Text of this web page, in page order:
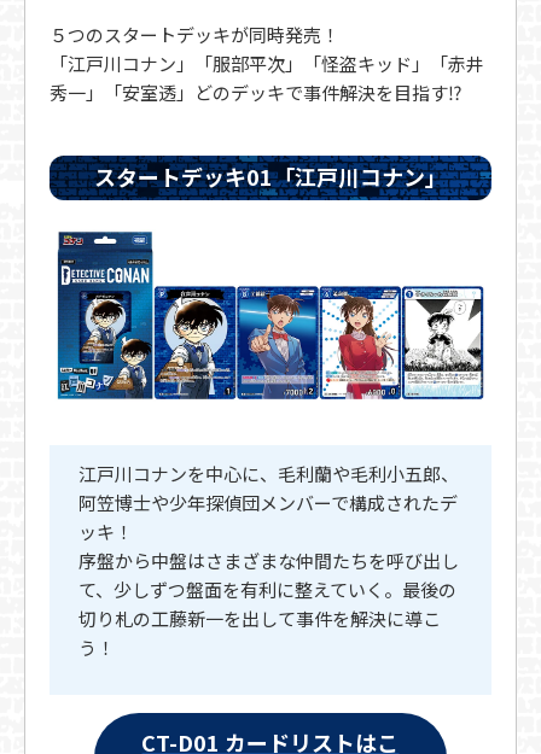
５つのスタートデッキが同時発売！
「江戸川コナン」「服部平次」「怪盗キッド」「赤井
秀一」「安室透」どのデッキで事件解決を目指す⁉
スタートデッキ01「江戸川コナン」
江戸川コナンを中心に、毛利蘭や毛利小五郎、
阿笠博士や少年探偵団メンバーで構成されたデ
ッキ！
序盤から中盤はさまざまな仲間たちを呼び出し
て、少しずつ盤面を有利に整えていく。最後の
切り札の工藤新一を出して事件を解決に導こ
う！
CT-D01 カードリストはこ